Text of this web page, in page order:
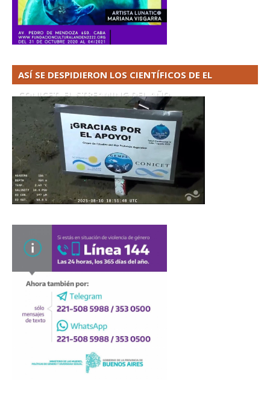
ASÍ SE DESPIDIERON LOS CIENTÍFICOS DE EL
CONICET. EL STREAMING DEL AÑO